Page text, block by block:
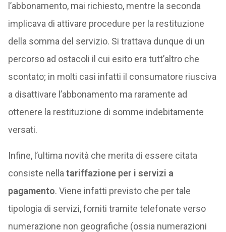
l’abbonamento, mai richiesto, mentre la seconda
implicava di attivare procedure per la restituzione
della somma del servizio. Si trattava dunque di un
percorso ad ostacoli il cui esito era tutt’altro che
scontato; in molti casi infatti il consumatore riusciva
a disattivare l’abbonamento ma raramente ad
ottenere la restituzione di somme indebitamente
versati.
Infine, l’ultima novità che merita di essere citata
consiste nella tariffazione per i servizi a
pagamento. Viene infatti previsto che per tale
tipologia di servizi, forniti tramite telefonate verso
numerazione non geografiche (ossia numerazioni